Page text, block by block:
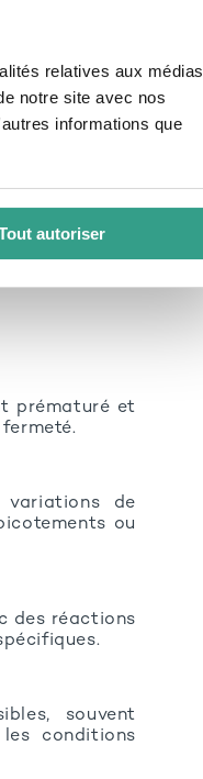
relatives aux médias
notre site avec nos
informations que
autoriser
sensibilité
de signes qui
hormonaux,
prématuré et
variations de
ou
des réactions
souvent
conditions